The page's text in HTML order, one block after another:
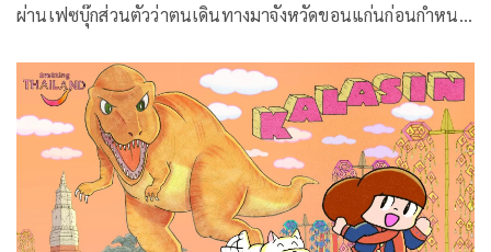
ผ่านเฟซบุ๊กส่วนตัวว่าตนเดินทางมาจังหวัดขอนแก่นก่อนกำหนด
ตกหนักในพื้นที่ตั้งแต่เมื่อวันที่ 6 ก.ย.ที่ผ่านมา